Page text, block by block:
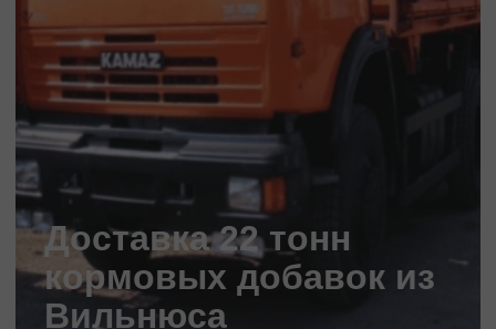
Доставка 22 тонн
кормовых добавок из
Вильнюса